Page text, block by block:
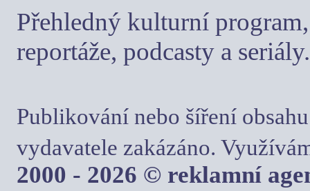
Přehledný kulturní
reportáže, podcasty a seriály.
Publikování nebo šíření
vydavatele zakázáno.
2000 - 2026 © reklamní